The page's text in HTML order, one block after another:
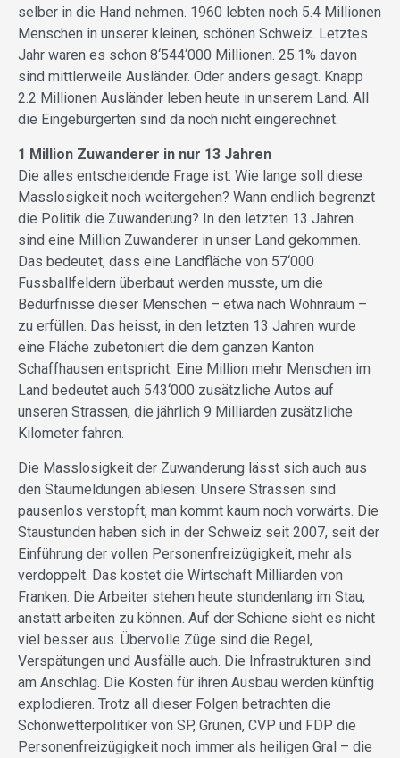
selber in die Hand nehmen. 1960 lebten noch 5.4 Millionen
Menschen in unserer kleinen, schönen Schweiz. Letztes
Jahr waren es schon 8‘544‘000 Millionen. 25.1% davon
sind mittlerweile Ausländer. Oder anders gesagt. Knapp
2.2 Millionen Ausländer leben heute in unserem Land. All
die Eingebürgerten sind da noch nicht eingerechnet.
1 Million Zuwanderer in nur 13 Jahren
Die alles entscheidende Frage ist: Wie lange soll diese
Masslosigkeit noch weitergehen? Wann endlich begrenzt
die Politik die Zuwanderung? In den letzten 13 Jahren
sind eine Million Zuwanderer in unser Land gekommen.
Das bedeutet, dass eine Landfläche von 57‘000
Fussballfeldern überbaut werden musste, um die
Bedürfnisse dieser Menschen – etwa nach Wohnraum –
zu erfüllen. Das heisst, in den letzten 13 Jahren wurde
eine Fläche zubetoniert die dem ganzen Kanton
Schaffhausen entspricht. Eine Million mehr Menschen im
Land bedeutet auch 543‘000 zusätzliche Autos auf
unseren Strassen, die jährlich 9 Milliarden zusätzliche
Kilometer fahren.
Die Masslosigkeit der Zuwanderung lässt sich auch aus
den Staumeldungen ablesen: Unsere Strassen sind
pausenlos verstopft, man kommt kaum noch vorwärts. Die
Staustunden haben sich in der Schweiz seit 2007, seit der
Einführung der vollen Personenfreizügigkeit, mehr als
verdoppelt. Das kostet die Wirtschaft Milliarden von
Franken. Die Arbeiter stehen heute stundenlang im Stau,
anstatt arbeiten zu können. Auf der Schiene sieht es nicht
viel besser aus. Übervolle Züge sind die Regel,
Verspätungen und Ausfälle auch. Die Infrastrukturen sind
am Anschlag. Die Kosten für ihren Ausbau werden künftig
explodieren. Trotz all dieser Folgen betrachten die
Schönwetterpolitiker von SP, Grünen, CVP und FDP die
Personenfreizügigkeit noch immer als heiligen Gral – die